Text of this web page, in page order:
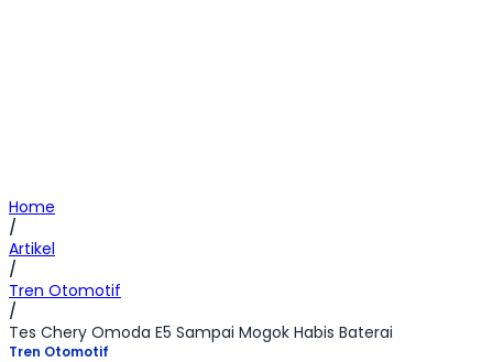
Home
/
Artikel
/
Tren Otomotif
/
Tes Chery Omoda E5 Sampai Mogok Habis Baterai
Tren Otomotif